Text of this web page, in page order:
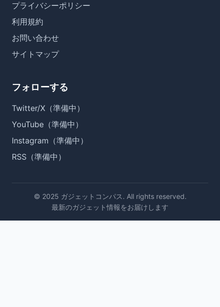
プライバシーポリシー
利用規約
お問い合わせ
サイトマップ
フォローする
Twitter/X（準備中）
YouTube（準備中）
Instagram（準備中）
RSS（準備中）
© 2025 ガジェットコンパス. All rights reserved.
最新のガジェット情報をお届けします